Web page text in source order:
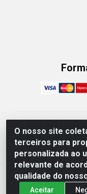
O nosso site
terceiros para
personalizada ao
relevante de
qualidade do
Aceitar
Camaquã
Hanquet, 1001 -